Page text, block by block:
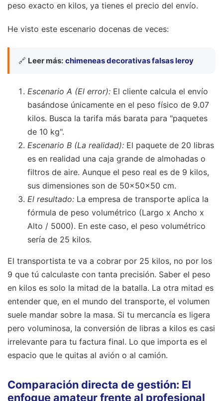
peso exacto en kilos, ya tienes el precio del envío.
He visto este escenario docenas de veces:
🔗 Leer más: chimeneas decorativas falsas leroy
Escenario A (El error): El cliente calcula el envío
basándose únicamente en el peso físico de 9.07
kilos. Busca la tarifa más barata para "paquetes
de 10 kg".
Escenario B (La realidad): El paquete de 20 libras
es en realidad una caja grande de almohadas o
filtros de aire. Aunque el peso real es de 9 kilos,
sus dimensiones son de 50x50x50 cm.
El resultado: La empresa de transporte aplica la
fórmula de peso volumétrico (Largo x Ancho x
Alto / 5000). En este caso, el peso volumétrico
sería de 25 kilos.
El transportista te va a cobrar por 25 kilos, no por los
9 que tú calculaste con tanta precisión. Saber el peso
en kilos es solo la mitad de la batalla. La otra mitad es
entender que, en el mundo del transporte, el volumen
suele mandar sobre la masa. Si tu mercancía es ligera
pero voluminosa, la conversión de libras a kilos es casi
irrelevante para tu factura final. Lo que importa es el
espacio que le quitas al avión o al camión.
Comparación directa de gestión: El
enfoque amateur frente al profesional